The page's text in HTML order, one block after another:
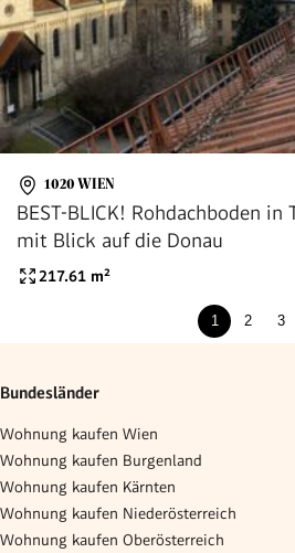
1020 WIEN
BEST-BLICK! Rohdachboden in
mit Blick auf die Donau
217.61 m²
1 2 3
Bundesländer
Wohnung kaufen Wien
Wohnung kaufen Burgenland
Wohnung kaufen Kärnten
Wohnung kaufen Niederösterreich
Wohnung kaufen Oberösterreich